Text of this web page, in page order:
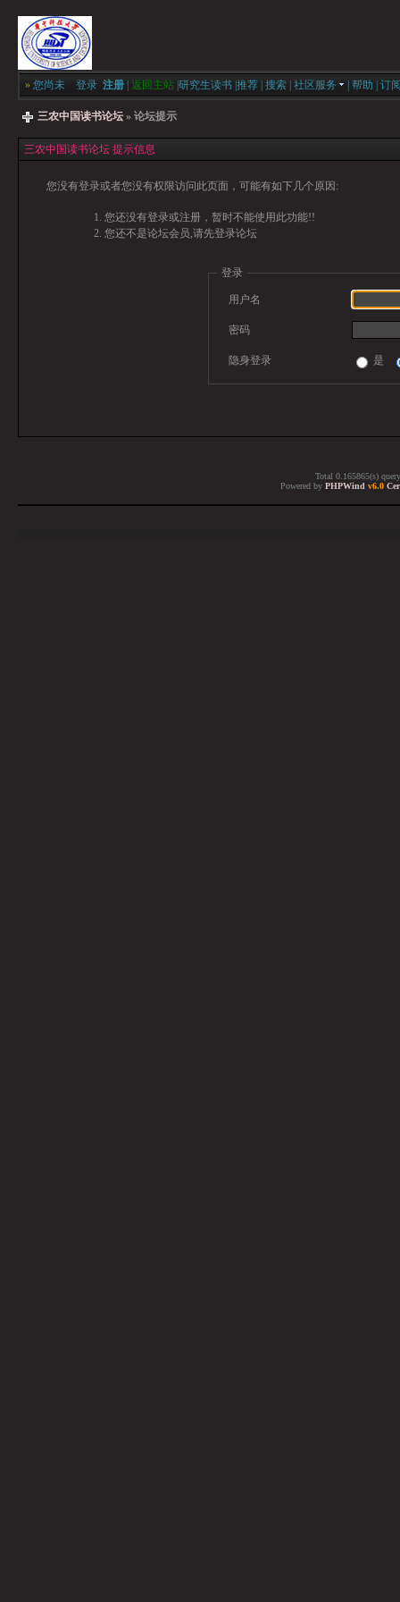
» 您尚未 登录 注册 返回主站 研究生读书 推荐 搜索 社区服务 帮助 订
三农中国读书论坛 » 论坛提示
三农中国读书论坛 提示信息
您没有登录或者您没有权限访问此页面，可能有如下几个原因:
您还没有登录或注册，暂时不能使用此功能!!
您还不是论坛会员,请先登录论坛
登录
用户名
密码
隐身登录 是
Total 0.165865(s)
Powered by PHPWind v6.0